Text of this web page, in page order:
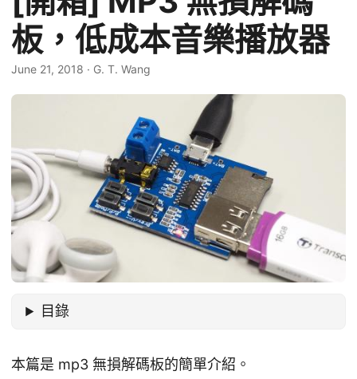
板，低成本音樂播放器
June 21, 2018 · G. T. Wang
目錄
本篇是 mp3 無損解碼板的簡單介紹。